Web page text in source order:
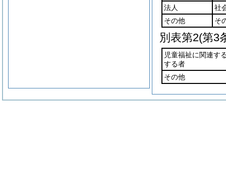
法人
社
その他
そ
別表第2(第3
児童福祉に関連す
する者
その他